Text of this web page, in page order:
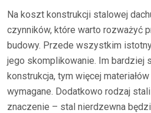
Na koszt konstrukcji stalowej
czynników, które warto rozważyć
budowy. Przede wszystkim
jego skomplikowanie. Im bardziej
konstrukcja, tym więcej
wymagane. Dodatkowo rodzaj
znaczenie – stal nierdzewna